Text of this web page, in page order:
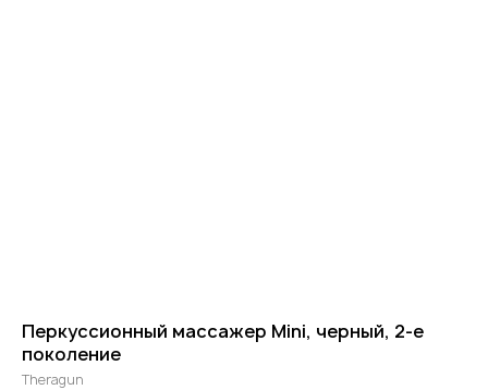
Перкуссионный массажер Mini, черный, 2-е
поколение
Theragun